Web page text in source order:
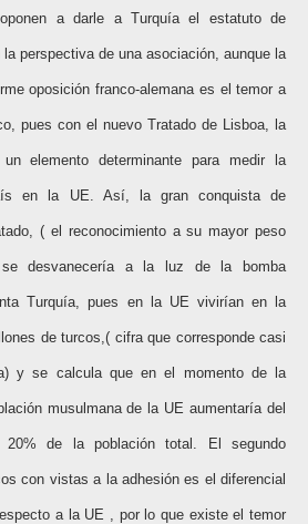
a darle a Turquía el estatuto de
perspectiva de una asociación, aunque la
oposición franco-alemana es el temor a
pues con el nuevo Tratado de Lisboa, la
elemento determinante para medir la
en la UE. Así, la gran conquista de
( el reconocimiento a su mayor peso
desvanecería a la luz de la bomba
Turquía, pues en la UE vivirían en la
de turcos,( cifra que corresponde casi
y se calcula que en el momento de la
musulmana de la UE aumentaría del
de la población total. El segundo
con vistas a la adhesión es el diferencial
a la UE , por lo que existe el temor